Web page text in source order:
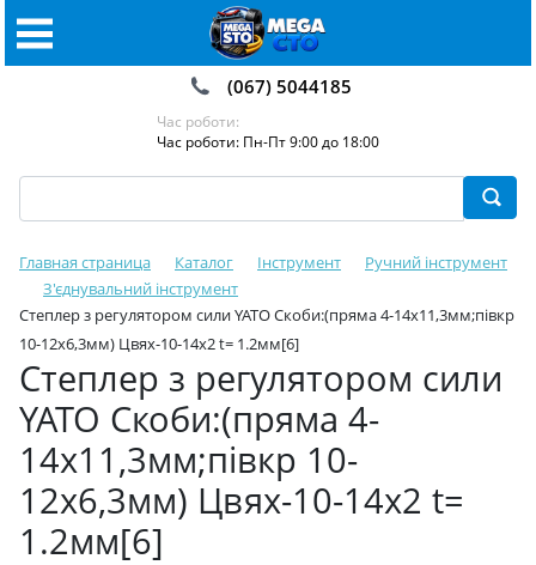
(067) 5044185
Час роботи:
Час роботи: Пн-Пт 9:00 до 18:00
Главная страница Каталог Інструмент
Ручний інструмент
З'єднувальний інструмент
Степлер з регулятором сили YATO Скоби:(пряма 4-14х11,3мм;півкр
10-12х6,3мм) Цвях-10-14x2 t= 1.2мм[6]
Степлер з регулятором сили
YATO Скоби:(пряма 4-
14х11,3мм;півкр 10-
12х6,3мм) Цвях-10-14x2 t=
1.2мм[6]